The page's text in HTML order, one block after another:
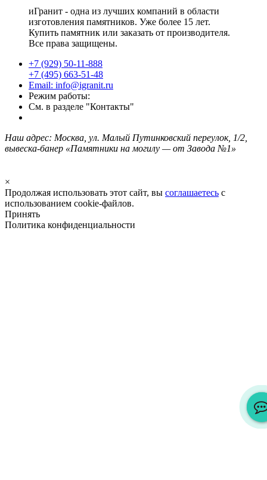
иГранит - одна из лучших компаний в области
изготовления памятников. Уже более 15 лет.
Купить памятник или заказать от производителя.
Все права защищены.
+7 (929) 50-11-888
+7 (495) 663-51-48
Email: info@igranit.ru
Режим работы:
См. в разделе "Контакты"
Наш адрес: Москва, ул. Малый Путинковский переулок, 1/2,
вывеска-банер «Памятники на могилу — от Завода №1»
×
Продолжая использовать этот сайт, вы соглашаетесь с
использованием cookie-файлов.
Принять
Политика конфиденциальности